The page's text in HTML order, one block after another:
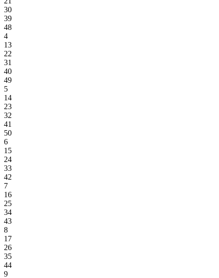
30
39
48
4
13
22
31
40
49
5
14
23
32
41
50
6
15
24
33
42
7
16
25
34
43
8
17
26
35
44
9